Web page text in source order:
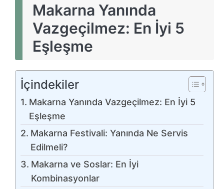
Makarna Yanında
Vazgeçilmez: En İyi 5
Eşleşme
İçindekiler
Makarna Yanında Vazgeçilmez: En İyi 5
Eşleşme
Makarna Festivali: Yanında Ne Servis
Edilmeli?
Makarna ve Soslar: En İyi
Kombinasyonlar